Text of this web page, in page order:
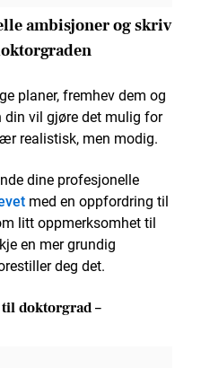
ambisjoner og skriv
planer, fremhev dem og
din vil gjøre det mulig for
realistisk, men modig.
dine profesjonelle
med en oppfordring til
litt oppmerksomhet til
en mer grundig
deg det.
doktorgrad –